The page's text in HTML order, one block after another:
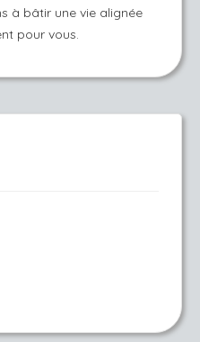
à bâtir une vie alignée
pour vous.